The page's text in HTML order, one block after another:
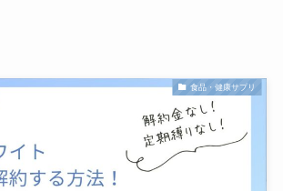
食品・健康サプリ